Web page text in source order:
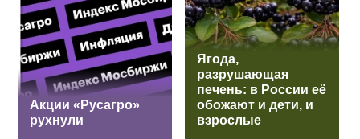
Акции «Русагро»
рухнули
Ягода,
разрушающая
печень: в России её
обожают и дети, и
взрослые